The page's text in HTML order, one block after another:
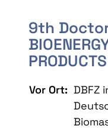
9th
PRODUCTS
Vor Ort: DBFZ